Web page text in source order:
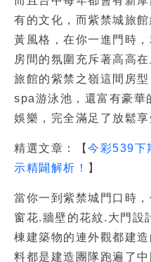
有的文化，而紫禁城旅
黃風格，在你一進門時
房間的氛圍充斥著高高
旅館的紫禁之嶺這間房
spa游泳池，還富有豪華
娛樂，完全滿足了放鬆享
精選文章：【 今彩539下
示精闢解析！
】
當你一到紫禁城門口時
窗花.牆壁的花紋.大門設
棟建築物的連外觀都建
料都是建造團隊跑遍了中